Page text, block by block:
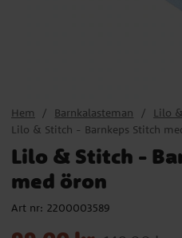
Hem Barnkalasteman
Lilo
Lilo & Stitch - Barnkeps Stitch
Lilo & Stitch -
med öron
Art nr: 2200003589
Nuvarande pris